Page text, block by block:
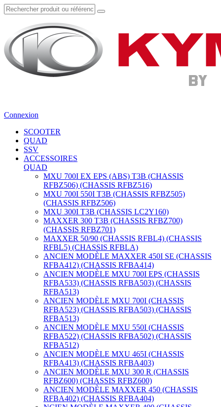
Connexion
SCOOTER
QUAD
SSV
ACCESSOIRES
QUAD
MXU 700I EX EPS (ABS) T3B (CHASSIS
RFBZ506) (CHASSIS RFBZ516)
MXU 700I 550I T3B (CHASSIS RFBZ505)
(CHASSIS RFBZ506)
MXU 300I T3B (CHASSIS LC2Y160)
MAXXER 300 T3B (CHASSIS RFBZ700)
(CHASSIS RFBZ701)
MAXXER 50/90 (CHASSIS RFBL4) (CHASSIS
RFBL5) (CHASSIS RFBLA)
ANCIEN MODÈLE MAXXER 450I SE (CHASSIS
RFBA412) (CHASSIS RFBA414)
ANCIEN MODÈLE MXU 700I EPS (CHASSIS
RFBA533) (CHASSIS RFBA503) (CHASSIS
RFBA513)
ANCIEN MODÈLE MXU 700I (CHASSIS
RFBA523) (CHASSIS RFBA503) (CHASSIS
RFBA513)
ANCIEN MODÈLE MXU 550I (CHASSIS
RFBA522) (CHASSIS RFBA502) (CHASSIS
RFBA512)
ANCIEN MODÈLE MXU 465I (CHASSIS
RFBA413) (CHASSIS RFBA403)
ANCIEN MODÈLE MXU 300 R (CHASSIS
RFBZ600) (CHASSIS RFBZ600)
ANCIEN MODÈLE MAXXER 450 (CHASSIS
RFBA402) (CHASSIS RFBA404)